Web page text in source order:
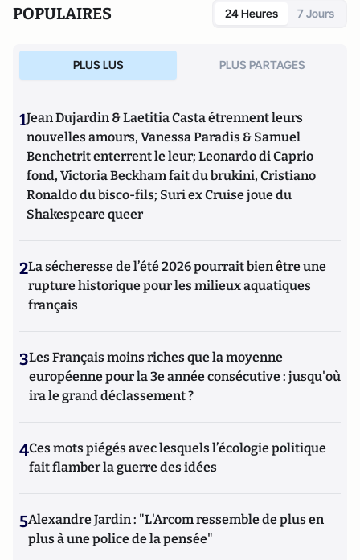
POPULAIRES 24 Heures 7 Jours
PLUS LUS PLUS PARTAGES
1Jean Dujardin & Laetitia Casta étrennent leurs
nouvelles amours, Vanessa Paradis & Samuel
Benchetrit enterrent le leur; Leonardo di Caprio
fond, Victoria Beckham fait du brukini, Cristiano
Ronaldo du bisco-fils; Suri ex Cruise joue du
Shakespeare queer
2La sécheresse de l’été 2026 pourrait bien être une
rupture historique pour les milieux aquatiques
français
3Les Français moins riches que la moyenne
européenne pour la 3e année consécutive : jusqu'où
ira le grand déclassement ?
4Ces mots piégés avec lesquels l’écologie politique
fait flamber la guerre des idées
5Alexandre Jardin : "L'Arcom ressemble de plus en
plus à une police de la pensée"